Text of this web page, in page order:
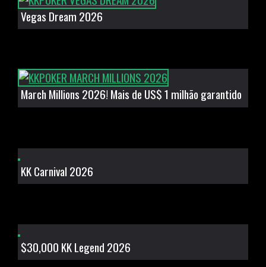
Vegas Dream 2026
March Millions 2026! Mais de US$ 1 milhão garantido
KK Carnival 2026
$30,000 KK Legend 2026